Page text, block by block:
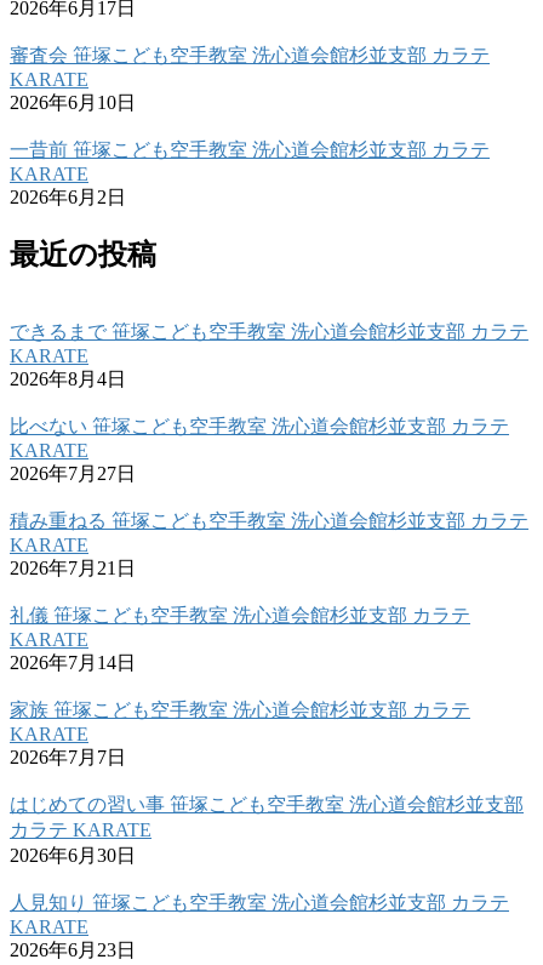
2026年6月17日
審査会 笹塚こども空手教室 洗心道会館杉並支部 カラテ
KARATE
2026年6月10日
一昔前 笹塚こども空手教室 洗心道会館杉並支部 カラテ
KARATE
2026年6月2日
最近の投稿
できるまで 笹塚こども空手教室 洗心道会館杉並支部 カラテ
KARATE
2026年8月4日
比べない 笹塚こども空手教室 洗心道会館杉並支部 カラテ
KARATE
2026年7月27日
積み重ねる 笹塚こども空手教室 洗心道会館杉並支部 カラテ
KARATE
2026年7月21日
礼儀 笹塚こども空手教室 洗心道会館杉並支部 カラテ
KARATE
2026年7月14日
家族 笹塚こども空手教室 洗心道会館杉並支部 カラテ
KARATE
2026年7月7日
はじめての習い事 笹塚こども空手教室 洗心道会館杉並支部
カラテ KARATE
2026年6月30日
人見知り 笹塚こども空手教室 洗心道会館杉並支部 カラテ
KARATE
2026年6月23日